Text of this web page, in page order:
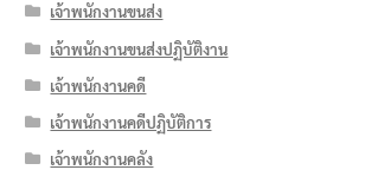
เจ้าพนักงานขนส่ง
เจ้าพนักงานขนส่งปฏิบัติงาน
เจ้าพนักงานคดี
เจ้าพนักงานคดีปฏิบัติการ
เจ้าพนักงานคลัง